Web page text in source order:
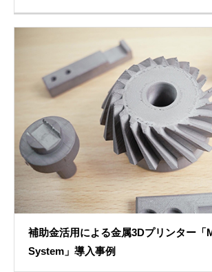
補助金活用による金属3Dプリンター
System」導入事例